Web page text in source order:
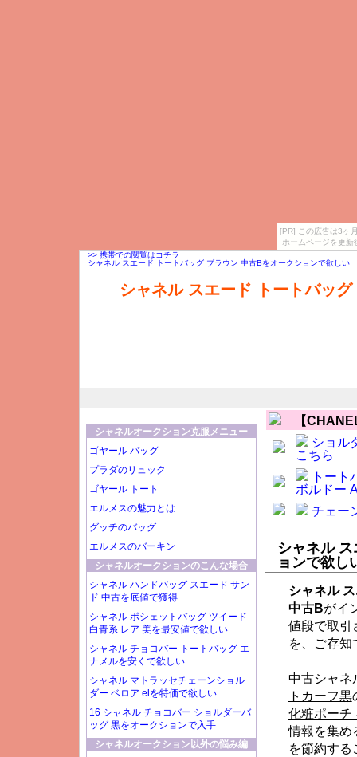
[PR] この広告は3ヶ
ホームページを更
>> 携帯での閲覧はコチラ
シャネル スエード トートバッグ ブラウン 中古Bをオークションで欲しい
シャネル スエード トートバッ
【
ショル
こちら
トー
ボルドー
チェー
シャネル
ョンで欲し
シャネル
中古Bがイ
値段で取引
を、ご存知
中古シャネ
トカーフ黒
化粧ポーチ
情報を集め
を節約する
シャネルオークション克服メニュー
ゴヤール バッグ
プラダのリュック
ゴヤール トート
エルメスの魅力とは
グッチのバッグ
エルメスのバーキン
シャネルオークションのこんな場合
シャネル ハンドバッグ スエード サン
ド 中古を底値で獲得
シャネル ポシェットバッグ ツイード
白青系 レア 美を最安値で欲しい
シャネル チョコバー トートバッグ エ
ナメルを安くで欲しい
シャネル マトラッセチェーンショル
ダー ベロア elを特価で欲しい
16 シャネル チョコバー ショルダーバ
ッグ 黒をオークションで入手
シャネルオークション以外の悩み編